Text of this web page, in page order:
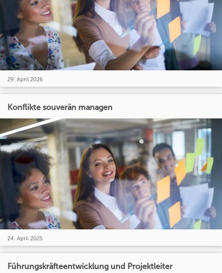
29. April 2026
Konflikte souverän managen
24. April 2025
Führungskräfteentwicklung und Projektleiter